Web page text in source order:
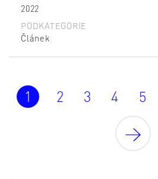
2022
PODKATEGORIE
Článek
1 2 3 4 5